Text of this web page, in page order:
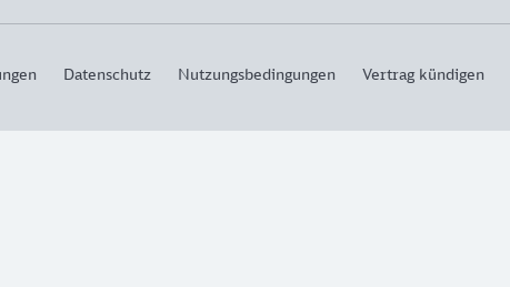
Datenschutz Nutzungsbedingungen Vertrag kündigen